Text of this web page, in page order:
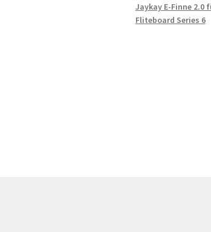
Jaykay E-Finne 2.0
Fliteboard Series 6